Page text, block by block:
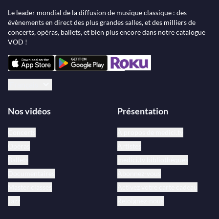
Le leader mondial de la diffusion de musique classique : des
évènements en direct des plus grandes salles, et des milliers de
concerts, opéras, ballets, et bien plus encore dans notre catalogue
VOD !
Nos vidéos Présentation